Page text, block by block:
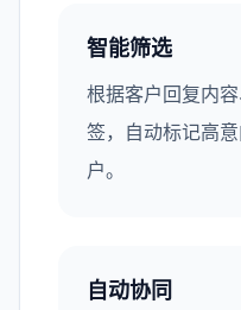
智能筛选
根据客户回复内
签，自动标记高
户。
自动协同